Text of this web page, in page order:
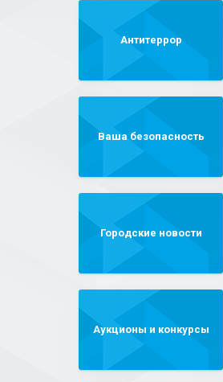
Антитеррор
Ваша безопасность
Городские новости
Аукционы и конкурсы